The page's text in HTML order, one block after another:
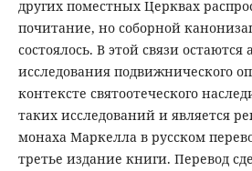
других поместных Церквах
почитание, но соборной
состоялось. В этой связи
исследования подвижнического
контексте святоотеческого
таких исследований и является
монаха Маркелла в русском
третье издание книги. Перевод